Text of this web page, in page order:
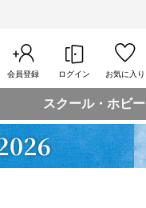
会員登録 ログイン お気に入り
スクール・ホビー